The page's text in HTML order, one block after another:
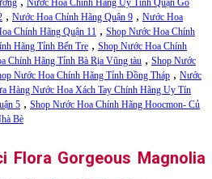
Nước Hoa Chính Hãng Uy Tính Quận Gò
, Nước Hoa Chính Hãng Quận 9 , Nước Hoa
Chính Hãng Quận 11 , Shop Nước Hoa Chính
Hãng Tỉnh Bến Tre , Shop Nước Hoa Chính
Chính Hãng Tỉnh Bà Rịa Vũng tàu , Shop Nước
Nước Hoa Chính Hãng Tỉnh Đồng Tháp , Nước
Hàng Nước Hoa Xách Tay Chính Hãng Uy Tín
5 , Shop Nước Hoa Chính Hãng Hoocmon- Củ
Bè
Flora Gorgeous Magnolia